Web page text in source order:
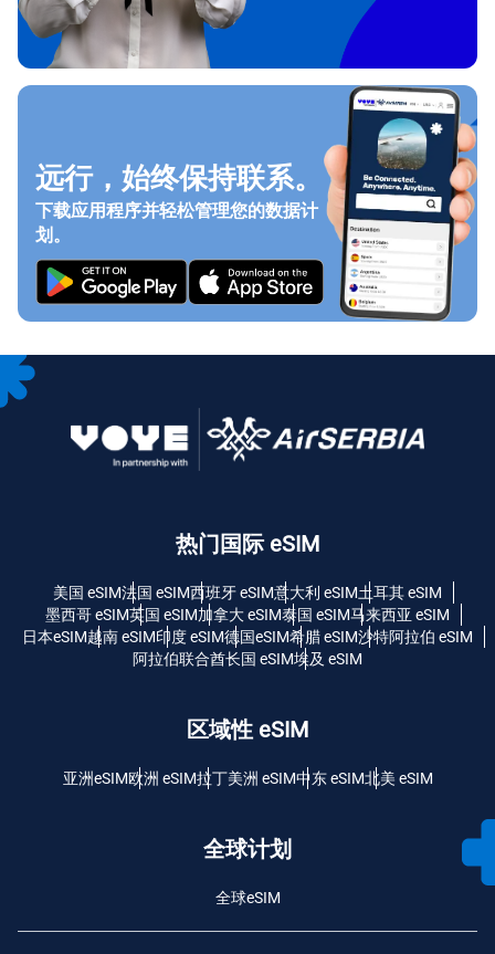
远行，始终保持联系。
下载应用程序并轻松管理您的数据计
划。
热门国际 eSIM
美国 eSIM法国 eSIM西班牙 eSIM意大利 eSIM土耳其 eSIM
墨西哥 eSIM英国 eSIM加拿大 eSIM泰国 eSIM马来西亚 eSIM
日本eSIM越南 eSIM印度 eSIM德国eSIM希腊 eSIM沙特阿拉伯 eSIM
阿拉伯联合酋长国 eSIM埃及 eSIM
区域性 eSIM
亚洲eSIM欧洲 eSIM拉丁美洲 eSIM中东 eSIM北美 eSIM
全球计划
全球eSIM